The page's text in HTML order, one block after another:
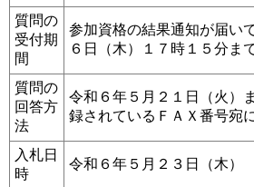
質問の
受付期
間
参加資格の結果通知が届い
６日（木）１７時１５分ま
質問の
回答方
法
令和６年５月２１日（火）
録されているＦＡＸ番号宛
入札日
時
令和６年５月２３日（木）